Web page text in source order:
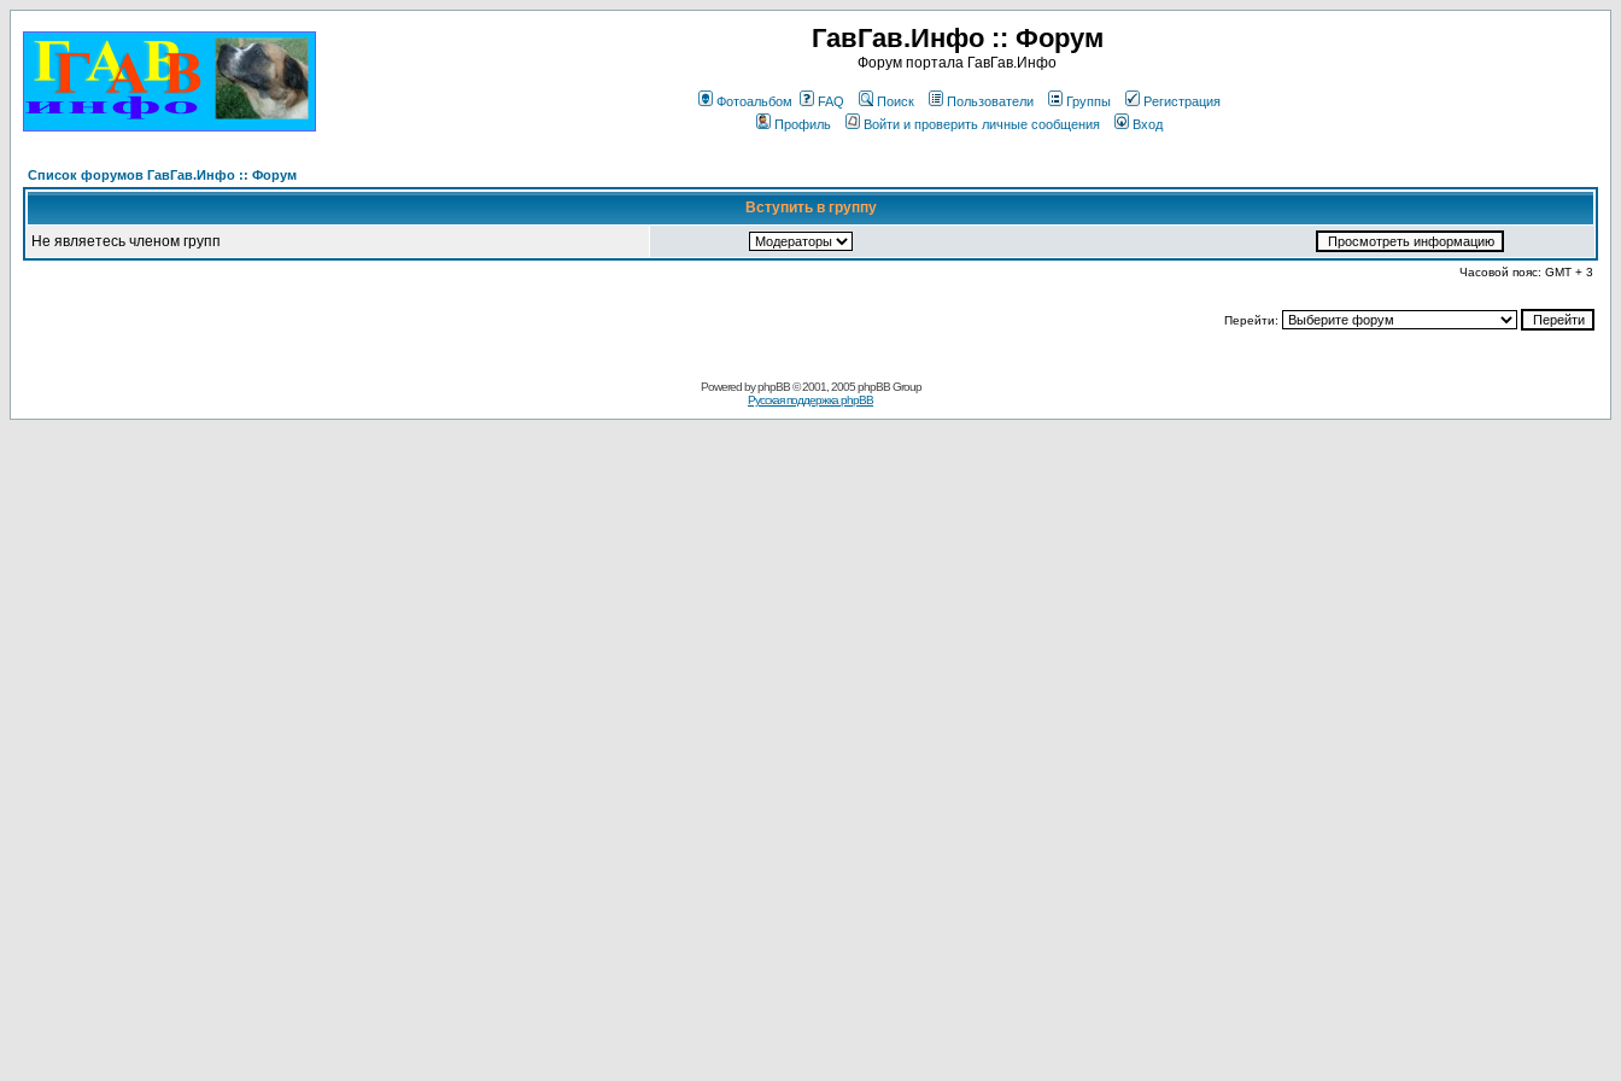
ГавГав.Инфо :: Форум
Форум портала ГавГав.Инфо
Фотоальбом FAQ Поиск Пользователи Группы
Регистрация
Профиль
Войти и проверить личные сообщения Вход
Список форумов ГавГав.Инфо :: Форум
Вступить в группу
Не являетесь членом групп
Часовой пояс: GMT + 3
Перейти:
Powered byphpBB© 2001, 2005 phpBB Group
Русская поддержка phpBB